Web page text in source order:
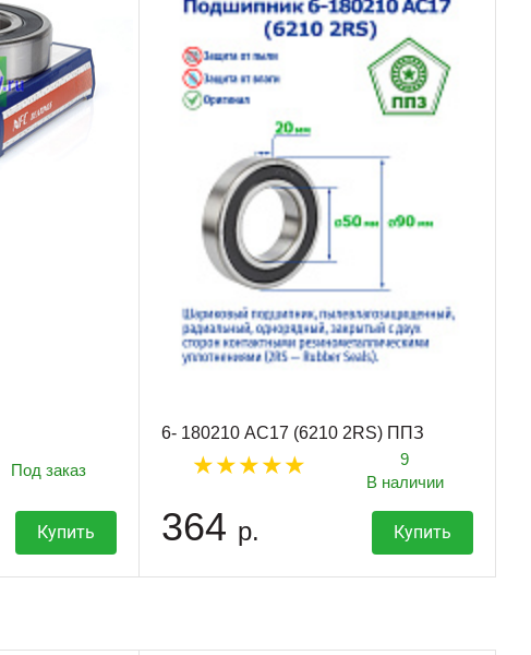
Под заказ
Купить
6- 180210 АС17 (6210 2RS) ППЗ
9
В наличии
364 р. Купить